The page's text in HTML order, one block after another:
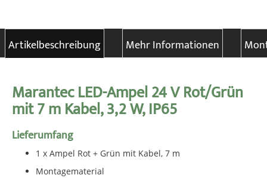
Artikelbeschreibung Mehr Informationen
Marantec LED-Ampel 24 V Rot/Grün
mit 7 m Kabel, 3,2 W, IP65
Lieferumfang
1 x Ampel Rot + Grün mit Kabel, 7 m
Montagematerial